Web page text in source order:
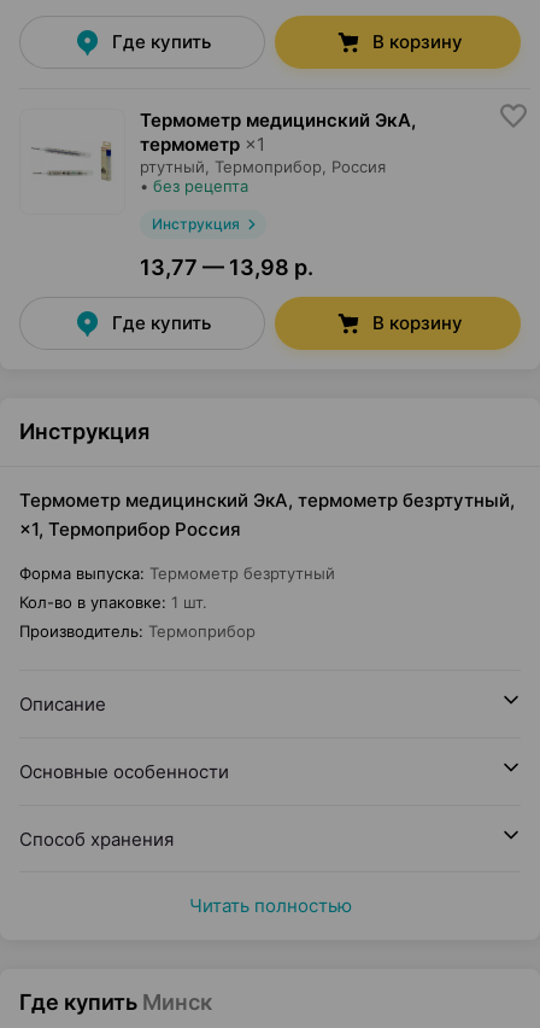
Где купить В корзину
Термометр медицинский ЭкА,
термометр ×1
ртутный, Термоприбор , Россия
• без рецепта
Инструкция
13,77 — 13,98 р.
Где купить В корзину
Инструкция
Термометр медицинский ЭкА, термометр безртутный,
×1, Термоприбор Россия
Форма выпуска: Термометр безртутный
Кол-во в упаковке: 1 шт.
Производитель: Термоприбор
Описание
Основные особенности
Способ хранения
Читать полностью
Где купить Минск